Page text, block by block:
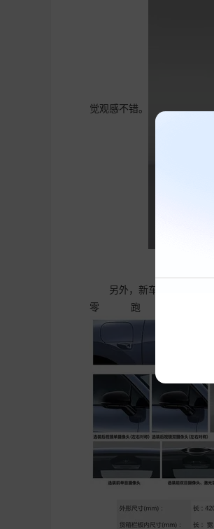
觉观感不错。
另外，新车根据配置和
零跑